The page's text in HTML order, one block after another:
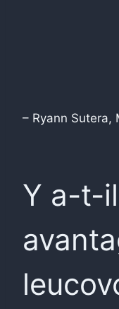
– Ryann Sutera,
Y a-t-